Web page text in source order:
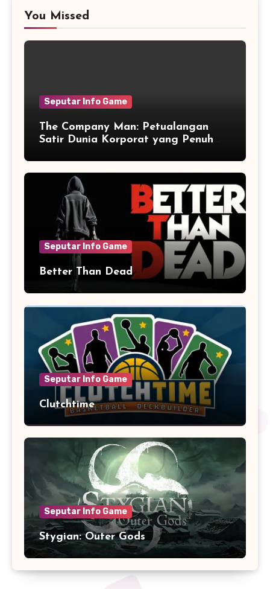
You Missed
Seputar Info Game
The Company Man: Petualangan
Satir Dunia Korporat yang Penuh
Seputar Info Game
Better Than Dead
Seputar Info Game
Clutchtime
Seputar Info Game
Stygian: Outer Gods